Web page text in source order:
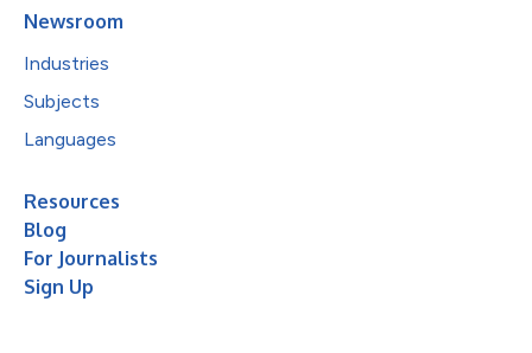
Newsroom
Industries
Subjects
Languages
Resources
Blog
For Journalists
Sign Up